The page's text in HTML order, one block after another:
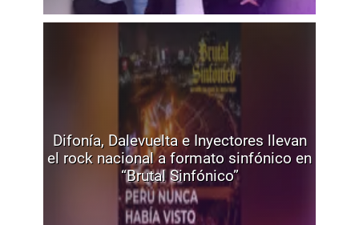
Difonía, Dalevuelta e Inyectores llevan
el rock nacional a formato sinfónico en
“Brutal Sinfónico”